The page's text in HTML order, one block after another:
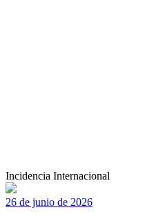
Incidencia Internacional
26 de junio de 2026